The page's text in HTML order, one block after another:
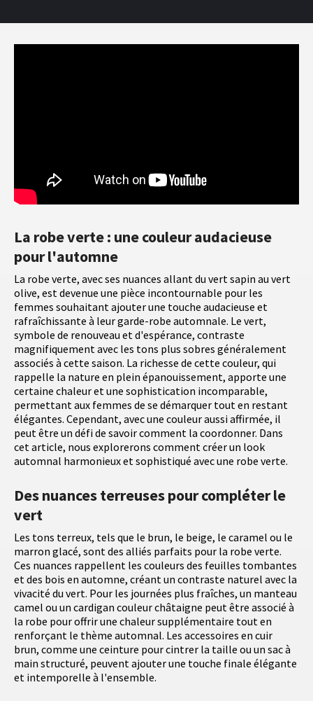
La robe verte : une couleur audacieuse
pour l'automne
La robe verte, avec ses nuances allant du vert sapin au vert
olive, est devenue une pièce incontournable pour les
femmes souhaitant ajouter une touche audacieuse et
rafraîchissante à leur garde-robe automnale. Le vert,
symbole de renouveau et d'espérance, contraste
magnifiquement avec les tons plus sobres généralement
associés à cette saison. La richesse de cette couleur, qui
rappelle la nature en plein épanouissement, apporte une
certaine chaleur et une sophistication incomparable,
permettant aux femmes de se démarquer tout en restant
élégantes. Cependant, avec une couleur aussi affirmée, il
peut être un défi de savoir comment la coordonner. Dans
cet article, nous explorerons comment créer un look
automnal harmonieux et sophistiqué avec une robe verte.
Des nuances terreuses pour compléter le
vert
Les tons terreux, tels que le brun, le beige, le caramel ou le
marron glacé, sont des alliés parfaits pour la robe verte.
Ces nuances rappellent les couleurs des feuilles tombantes
et des bois en automne, créant un contraste naturel avec la
vivacité du vert. Pour les journées plus fraîches, un manteau
camel ou un cardigan couleur châtaigne peut être associé à
la robe pour offrir une chaleur supplémentaire tout en
renforçant le thème automnal. Les accessoires en cuir
brun, comme une ceinture pour cintrer la taille ou un sac à
main structuré, peuvent ajouter une touche finale élégante
et intemporelle à l'ensemble.